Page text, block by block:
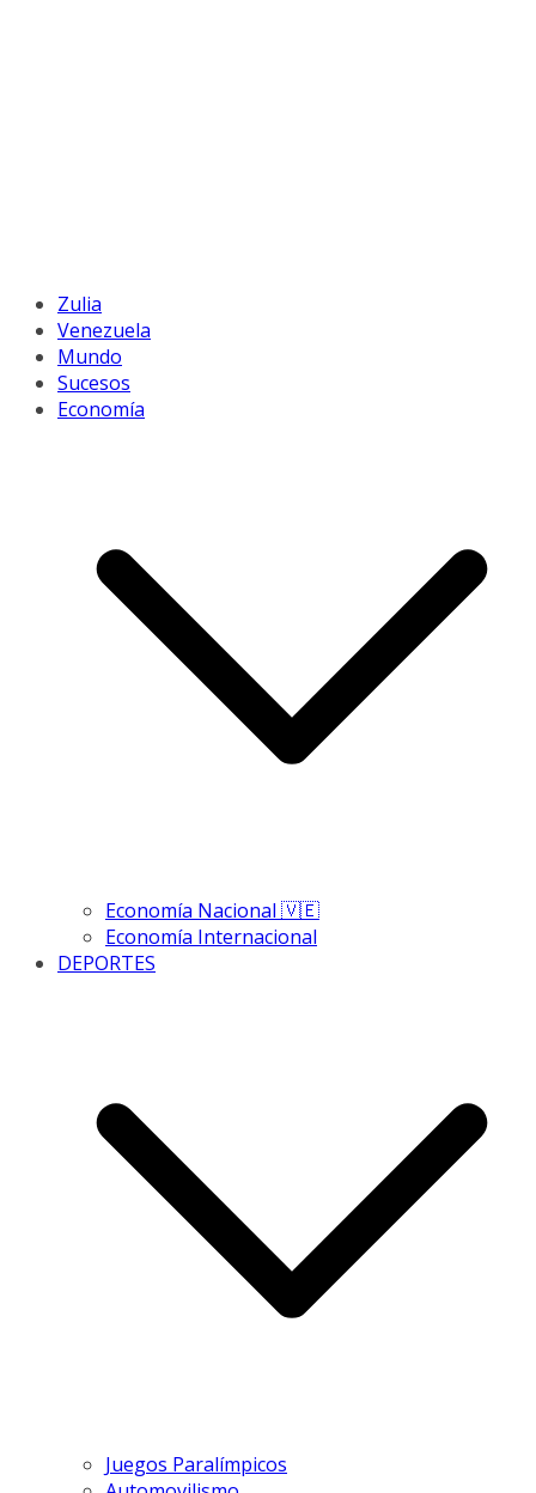
Zulia
Venezuela
Mundo
Sucesos
Economía
Economía Nacional 🇻🇪
Economía Internacional
DEPORTES
Juegos Paralímpicos